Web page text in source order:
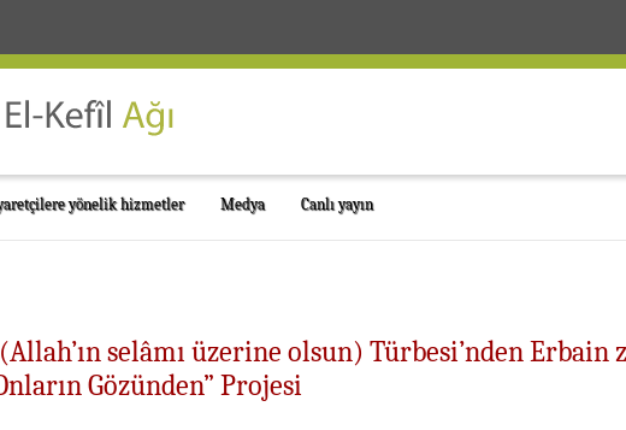
yönelik hizmetler Medya Canlı yayın
selâmı üzerine olsun) Türbesi’nden
Gözünden” Projesi